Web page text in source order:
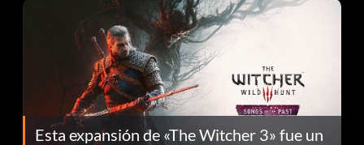
Esta expansión de «The Witcher 3» fue un